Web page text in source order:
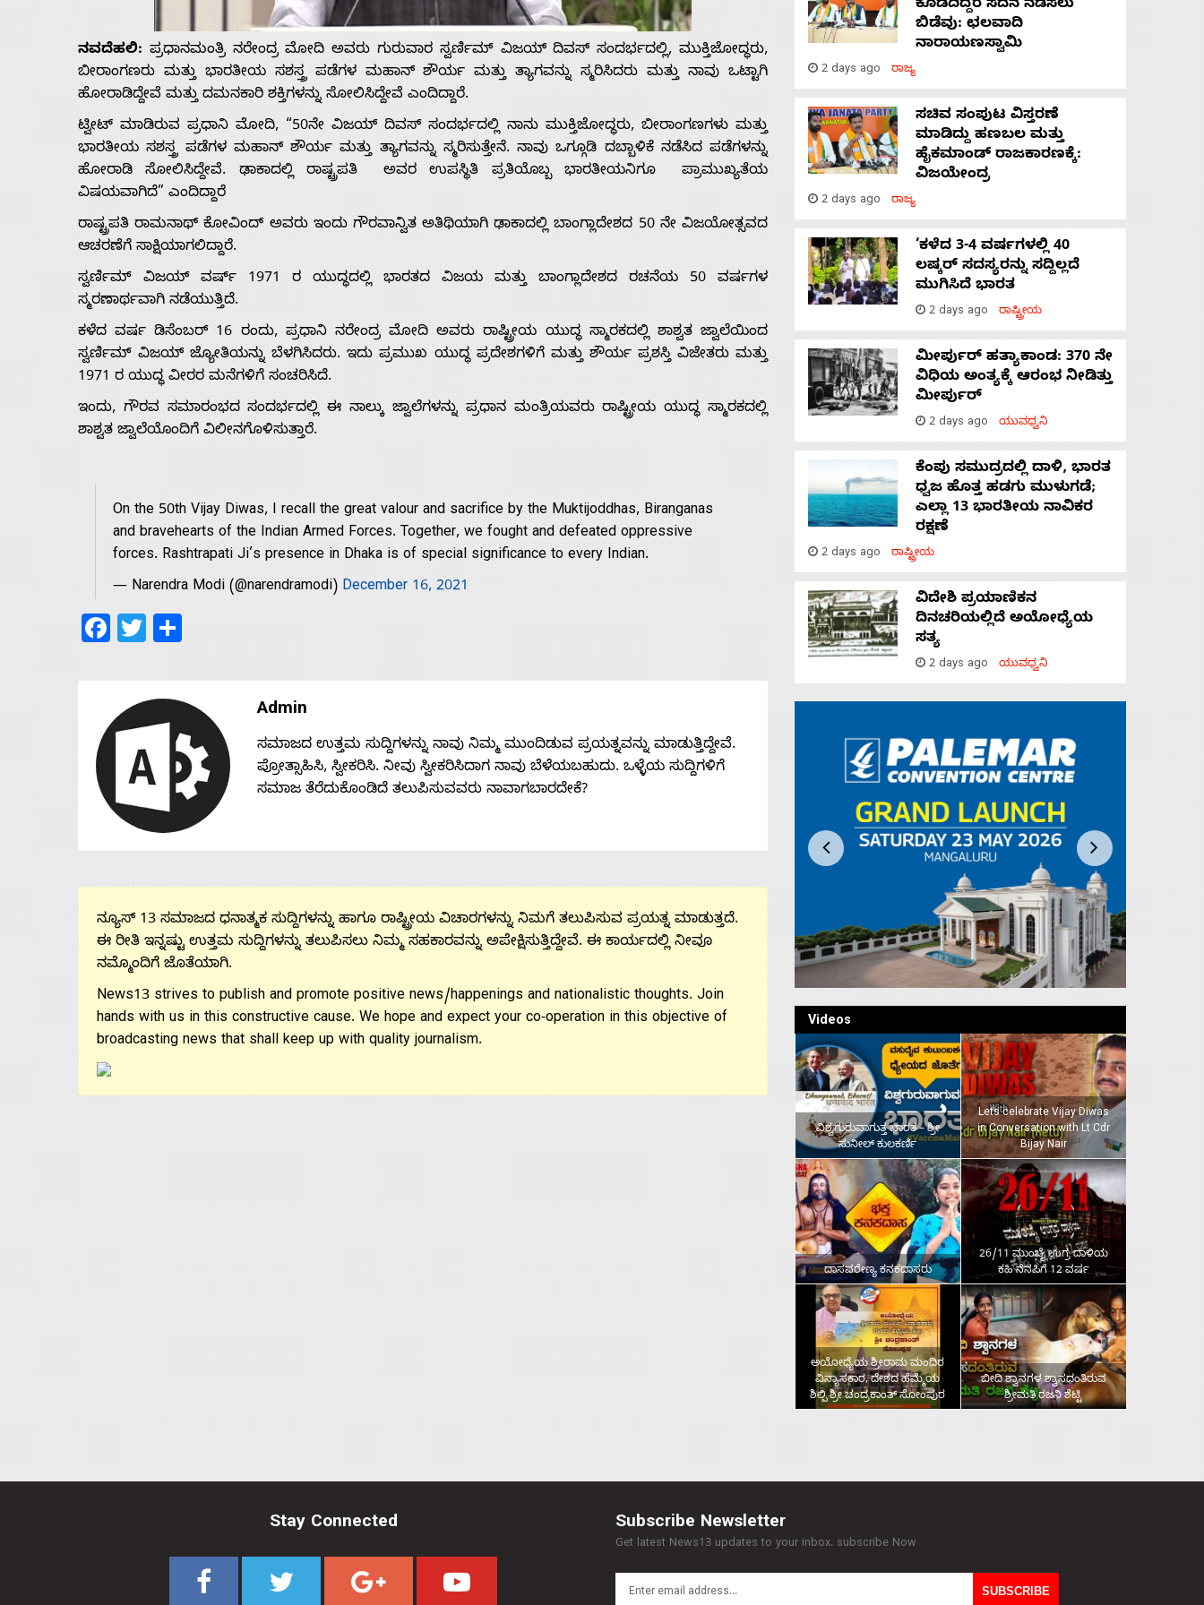
Advertise
Contact
ನವದೆಹಲಿ: ಪ್ರಧಾನಮಂತ್ರಿ ನರೇಂದ್ರ ಮೋದಿ ಅವರು ಗುರುವಾರ ಸ್ವರ್ಣಿಮ್ ವಿಜಯ್ ದಿವಸ್ ಸಂದರ್ಭದಲ್ಲಿ, ಮುಕ್ತಿಜೋದ್ಧರು,
ಬೀರಾಂಗಣರು ಮತ್ತು ಭಾರತೀಯ ಸಶಸ್ತ್ರ ಪಡೆಗಳ ಮಹಾನ್ ಶೌರ್ಯ ಮತ್ತು ತ್ಯಾಗವನ್ನು ಸ್ಮರಿಸಿದರು ಮತ್ತು ನಾವು ಒಟ್ಟಾಗಿ
ಹೋರಾಡಿದ್ದೇವೆ ಮತ್ತು ದಮನಕಾರಿ ಶಕ್ತಿಗಳನ್ನು ಸೋಲಿಸಿದ್ದೇವೆ ಎಂದಿದ್ದಾರೆ.
ಟ್ವೀಟ್ ಮಾಡಿರುವ ಪ್ರಧಾನಿ ಮೋದಿ, “50ನೇ ವಿಜಯ್ ದಿವಸ್‌ ಸಂದರ್ಭದಲ್ಲಿ ನಾನು ಮುಕ್ತಿಜೋದ್ಧರು, ಬೀರಾಂಗಣಗಳು ಮತ್ತು
ಭಾರತೀಯ ಸಶಸ್ತ್ರ ಪಡೆಗಳ ಮಹಾನ್ ಶೌರ್ಯ ಮತ್ತು ತ್ಯಾಗವನ್ನು ಸ್ಮರಿಸುತ್ತೇನೆ. ನಾವು ಒಗ್ಗೂಡಿ ದಬ್ಬಾಳಿಕೆ ನಡೆಸಿದ ಪಡೆಗಳನ್ನು
ಹೋರಾಡಿ ಸೋಲಿಸಿದ್ದೇವೆ. ಢಾಕಾದಲ್ಲಿ ರಾಷ್ಟ್ರಪತಿ ಅವರ ಉಪಸ್ಥಿತಿ ಪ್ರತಿಯೊಬ್ಬ ಭಾರತೀಯನಿಗೂ ಪ್ರಾಮುಖ್ಯತೆಯ
ವಿಷಯವಾಗಿದೆ” ಎಂದಿದ್ದಾರೆ
ರಾಷ್ಟ್ರಪತಿ ರಾಮನಾಥ್ ಕೋವಿಂದ್ ಅವರು ಇಂದು ಗೌರವಾನ್ವಿತ ಅತಿಥಿಯಾಗಿ ಢಾಕಾದಲ್ಲಿ ಬಾಂಗ್ಲಾದೇಶದ 50 ನೇ ವಿಜಯೋತ್ಸವದ
ಆಚರಣೆಗೆ ಸಾಕ್ಷಿಯಾಗಲಿದ್ದಾರೆ.
ಸ್ವರ್ಣಿಮ್ ವಿಜಯ್ ವರ್ಷ್ 1971 ರ ಯುದ್ಧದಲ್ಲಿ ಭಾರತದ ವಿಜಯ ಮತ್ತು ಬಾಂಗ್ಲಾದೇಶದ ರಚನೆಯ 50 ವರ್ಷಗಳ
ಸ್ಮರಣಾರ್ಥವಾಗಿ ನಡೆಯುತ್ತಿದೆ.
ಕಳೆದ ವರ್ಷ ಡಿಸೆಂಬರ್ 16 ರಂದು, ಪ್ರಧಾನಿ ನರೇಂದ್ರ ಮೋದಿ ಅವರು ರಾಷ್ಟ್ರೀಯ ಯುದ್ಧ ಸ್ಮಾರಕದಲ್ಲಿ ಶಾಶ್ವತ ಜ್ವಾಲೆಯಿಂದ
ಸ್ವರ್ಣಿಮ್ ವಿಜಯ್ ಜ್ಯೋತಿಯನ್ನು ಬೆಳಗಿಸಿದರು. ಇದು ಪ್ರಮುಖ ಯುದ್ಧ ಪ್ರದೇಶಗಳಿಗೆ ಮತ್ತು ಶೌರ್ಯ ಪ್ರಶಸ್ತಿ ವಿಜೇತರು ಮತ್ತು
1971 ರ ಯುದ್ಧ ವೀರರ ಮನೆಗಳಿಗೆ ಸಂಚರಿಸಿದೆ.
ಇಂದು, ಗೌರವ ಸಮಾರಂಭದ ಸಂದರ್ಭದಲ್ಲಿ ಈ ನಾಲ್ಕು ಜ್ವಾಲೆಗಳನ್ನು ಪ್ರಧಾನ ಮಂತ್ರಿಯವರು ರಾಷ್ಟ್ರೀಯ ಯುದ್ಧ ಸ್ಮಾರಕದಲ್ಲಿ
ಶಾಶ್ವತ ಜ್ವಾಲೆಯೊಂದಿಗೆ ವಿಲೀನಗೊಳಿಸುತ್ತಾರೆ.
On the 50th Vijay Diwas, I recall the great valour and sacrifice by the Muktijoddhas, Biranganas
and bravehearts of the Indian Armed Forces. Together, we fought and defeated oppressive
forces. Rashtrapati Ji’s presence in Dhaka is of special significance to every Indian.
— Narendra Modi (@narendramodi) December 16, 2021
Facebook
Twitter
Admin
ಸಮಾಜದ ಉತ್ತಮ ಸುದ್ದಿಗಳನ್ನು ನಾವು ನಿಮ್ಮ ಮುಂದಿಡುವ ಪ್ರಯತ್ನವನ್ನು ಮಾಡುತ್ತಿದ್ದೇವೆ.
ಪ್ರೋತ್ಸಾಹಿಸಿ, ಸ್ವೀಕರಿಸಿ. ನೀವು ಸ್ವೀಕರಿಸಿದಾಗ ನಾವು ಬೆಳೆಯಬಹುದು. ಒಳ್ಳೆಯ ಸುದ್ದಿಗಳಿಗೆ
ಸಮಾಜ ತೆರೆದುಕೊಂಡಿದೆ ತಲುಪಿಸುವವರು ನಾವಾಗಬಾರದೇಕೆ?
ನ್ಯೂಸ್ 13 ಸಮಾಜದ ಧನಾತ್ಮಕ ಸುದ್ದಿಗಳನ್ನು ಹಾಗೂ ರಾಷ್ಟ್ರೀಯ ವಿಚಾರಗಳನ್ನು ನಿಮಗೆ ತಲುಪಿಸುವ ಪ್ರಯತ್ನ ಮಾಡುತ್ತದೆ.
ಈ ರೀತಿ ಇನ್ನಷ್ಟು ಉತ್ತಮ ಸುದ್ದಿಗಳನ್ನು ತಲುಪಿಸಲು ನಿಮ್ಮ ಸಹಕಾರವನ್ನು ಅಪೇಕ್ಷಿಸುತ್ತಿದ್ದೇವೆ. ಈ ಕಾರ್ಯದಲ್ಲಿ ನೀವೂ
ನಮ್ಮೊಂದಿಗೆ ಜೊತೆಯಾಗಿ.
News13 strives to publish and promote positive news/happenings and nationalistic thoughts. Join
hands with us in this constructive cause. We hope and expect your co-operation in this objective of
broadcasting news that shall keep up with quality journalism.
ಕೊಡದಿದ್ದರೆ ಸದನ ನಡೆಸಲು
ಬಿಡೆವು: ಛಲವಾದಿ
ನಾರಾಯಣಸ್ವಾಮಿ
2 days ago ರಾಜ್ಯ
ಸಚಿವ ಸಂಪುಟ ವಿಸ್ತರಣೆ
ಮಾಡಿದ್ದು ಹಣಬಲ ಮತ್ತು
ಹೈಕಮಾಂಡ್ ರಾಜಕಾರಣಕ್ಕೆ:
ವಿಜಯೇಂದ್ರ
2 days ago ರಾಜ್ಯ
‘ಕಳೆದ 3-4 ವರ್ಷಗಳಲ್ಲಿ 40
ಲಷ್ಕರ್ ಸದಸ್ಯರನ್ನು ಸದ್ದಿಲ್ಲದೆ
ಮುಗಿಸಿದೆ ಭಾರತ
2 days ago ರಾಷ್ಟ್ರೀಯ
ಮೀರ್ಪುರ್ ಹತ್ಯಾಕಾಂಡ: 370 ನೇ
ವಿಧಿಯ ಅಂತ್ಯಕ್ಕೆ ಆರಂಭ ನೀಡಿತ್ತು
ಮೀರ್ಪುರ್
2 days ago ಯುವಧ್ವನಿ
ಕೆಂಪು ಸಮುದ್ರದಲ್ಲಿ ದಾಳಿ, ಭಾರತ
ಧ್ವಜ ಹೊತ್ತ ಹಡಗು ಮುಳುಗಡೆ;
ಎಲ್ಲಾ 13 ಭಾರತೀಯ ನಾವಿಕರ
ರಕ್ಷಣೆ
2 days ago ರಾಷ್ಟ್ರೀಯ
ವಿದೇಶಿ ಪ್ರಯಾಣಿಕನ
ದಿನಚರಿಯಲ್ಲಿದೆ ಅಯೋಧ್ಯೆಯ
ಸತ್ಯ
2 days ago ಯುವಧ್ವನಿ
Videos
ವಿಶ್ವಗುರುವಾಗುತ್ತ ಭಾರತ – ಶ್ರೀ
ಸುನೀಲ್‌ ಕುಲಕರ್ಣಿ
Lets celebrate Vijay Diwas
in Conversation with Lt Cdr
Bijay Nair
ದಾಸವರೇಣ್ಯ ಕನಕದಾಸರು
26/11 ಮುಂಬೈ ಉಗ್ರ ದಾಳಿಯ
ಕಹಿ ನೆನಪಿಗೆ 12 ವರ್ಷ
ಅಯೋಧ್ಯೆಯ ಶ್ರೀರಾಮ ಮಂದಿರ
ವಿನ್ಯಾಸಕಾರ, ದೇಶದ ಹೆಮ್ಮೆಯ
ಶಿಲ್ಪಿ ಶ್ರೀ ಚಂದ್ರಕಾಂತ್‌ ಸೋಂಪುರ
ಬೀದಿ ಶ್ವಾನಗಳ ಶ್ವಾಸದಂತಿರುವ
ಶ್ರೀಮತಿ ರಜನಿ ಶೆಟ್ಟಿ
Stay Connected Subscribe Newsletter
Get latest News13 updates to your inbox. subscribe Now